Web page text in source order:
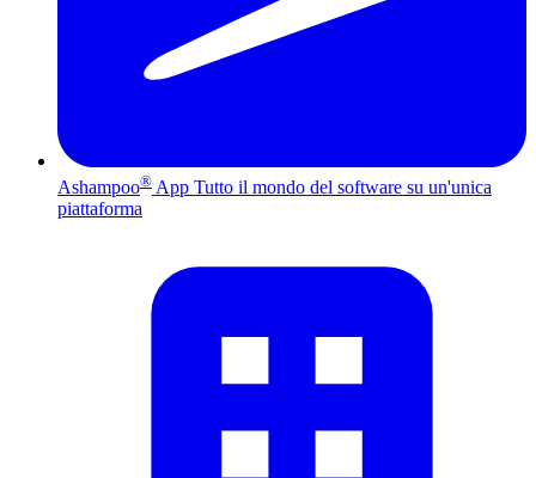
Ashampoo® App Tutto il mondo del software su un'unica
piattaforma